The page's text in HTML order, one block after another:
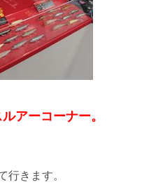
アーコーナー。
きます。